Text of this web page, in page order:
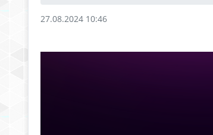
27.08.2024 10:46